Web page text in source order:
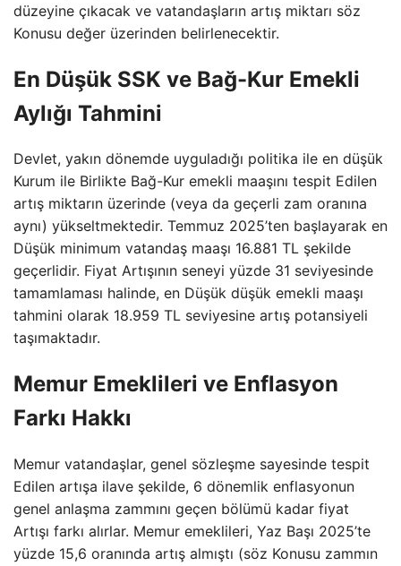
düzeyine çıkacak ve vatandaşların artış miktarı söz
Konusu değer üzerinden belirlenecektir.
En Düşük SSK ve Bağ-Kur Emekli
Aylığı Tahmini
Devlet, yakın dönemde uyguladığı politika ile en düşük
Kurum ile Birlikte Bağ-Kur emekli maaşını tespit Edilen
artış miktarın üzerinde (veya da geçerli zam oranına
aynı) yükseltmektedir. Temmuz 2025’ten başlayarak en
Düşük minimum vatandaş maaşı 16.881 TL şekilde
geçerlidir. Fiyat Artışının seneyi yüzde 31 seviyesinde
tamamlaması halinde, en Düşük düşük emekli maaşı
tahmini olarak 18.959 TL seviyesine artış potansiyeli
taşımaktadır.
Memur Emeklileri ve Enflasyon
Farkı Hakkı
Memur vatandaşlar, genel sözleşme sayesinde tespit
Edilen artışa ilave şekilde, 6 dönemlik enflasyonun
genel anlaşma zammını geçen bölümü kadar fiyat
Artışı farkı alırlar. Memur emeklileri, Yaz Başı 2025’te
yüzde 15,6 oranında artış almıştı (söz Konusu zammın